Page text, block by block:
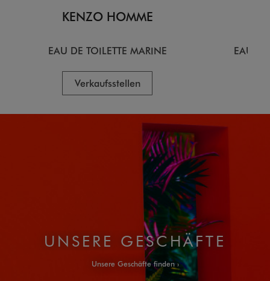
KENZO HOMME
EAU DE TOILETTE MARINE
Verkaufsstellen
EAU
UNSERE GESCHÄFTE
Unsere Geschäfte finden